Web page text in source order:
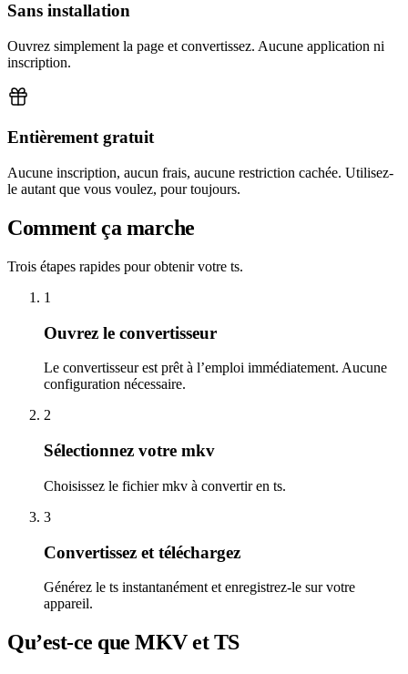
Sans installation
Ouvrez simplement la page et convertissez. Aucune application ni
inscription.
Entièrement gratuit
Aucune inscription, aucun frais, aucune restriction cachée. Utilisez-
le autant que vous voulez, pour toujours.
Comment ça marche
Trois étapes rapides pour obtenir votre ts.
1
Ouvrez le convertisseur
Le convertisseur est prêt à l’emploi immédiatement. Aucune
configuration nécessaire.
2
Sélectionnez votre mkv
Choisissez le fichier mkv à convertir en ts.
3
Convertissez et téléchargez
Générez le ts instantanément et enregistrez-le sur votre
appareil.
Qu’est-ce que MKV et TS